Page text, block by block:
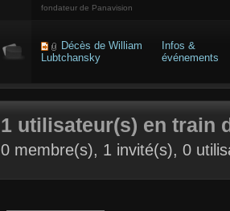
fondateur de Panavision
Décès de William
Lubtchansky
Infos &
événements
1 utilisateur(s) en train
0 membre(s), 1 invité(s), 0